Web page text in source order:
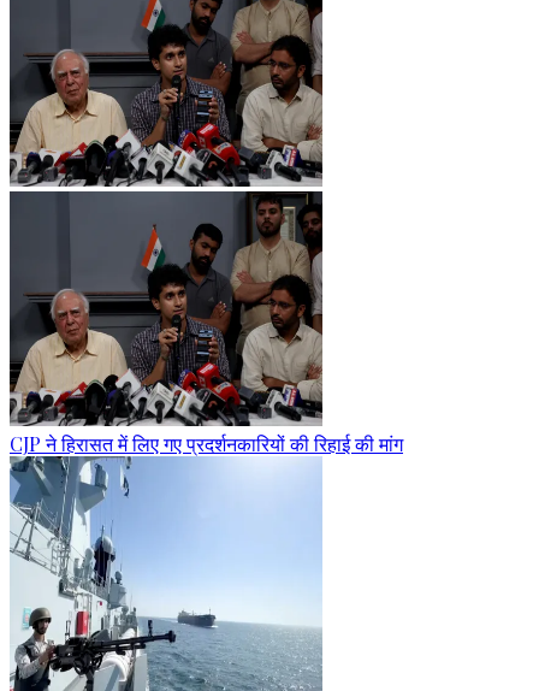
CJP ने हिरासत में लिए गए प्रदर्शनकारियों की रिहाई की मांग